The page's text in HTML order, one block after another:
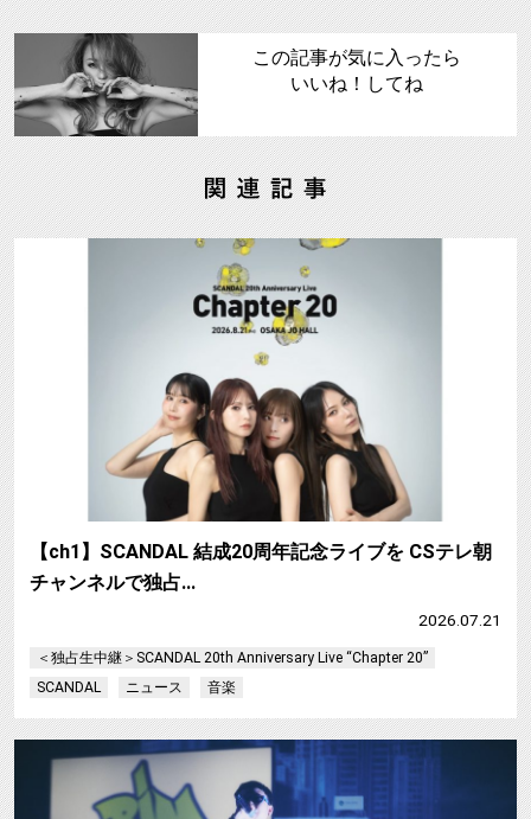
この記事が気に入ったら
いいね！してね
【ch1】SCANDAL 結成20周年記念ライブを CSテレ朝
チャンネルで独占…
2026.07.21
＜独占生中継＞SCANDAL 20th Anniversary Live “Chapter 20”
SCANDAL
ニュース 音楽